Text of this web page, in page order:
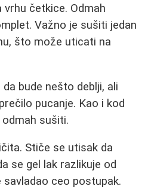
četkice. Odmah
Važno je sušiti jedan
što može uticati na
bude nešto deblji, ali
pucanje. Kao i kod
sušiti.
Stiče se utisak da
se gel lak razlikuje od
ceo postupak.